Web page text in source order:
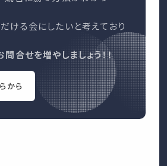
ける会にしたいと考えており
問合せを増やしましょう！！
から